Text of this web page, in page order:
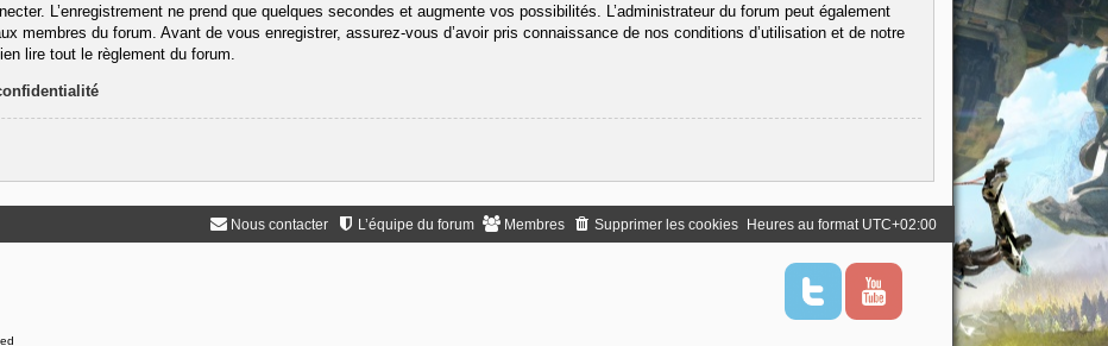
L’enregistrement ne prend que quelques secondes et augmente vos possibilités. L’administrateur du forum peut également
membres du forum. Avant de vous enregistrer, assurez-vous d’avoir pris connaissance de nos conditions d’utilisation et de notre
lire tout le règlement du forum.
Heures au format UTC+02:00
Supprimer les cookies
Membres
L’équipe du forum
Nous contacter
T
i
Y
u